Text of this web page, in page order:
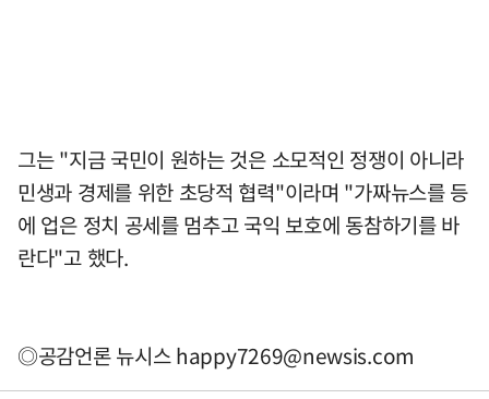
그는 "지금 국민이 원하는 것은 소모적인 정쟁이 아니라
민생과 경제를 위한 초당적 협력"이라며 "가짜뉴스를 등
에 업은 정치 공세를 멈추고 국익 보호에 동참하기를 바
란다"고 했다.
◎공감언론 뉴시스happy7269@newsis.com